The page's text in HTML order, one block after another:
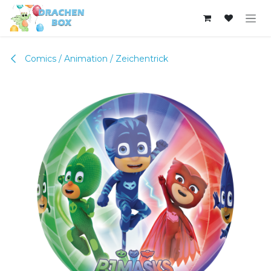
Zum Inhalt springen
Comics / Animation / Zeichentrick